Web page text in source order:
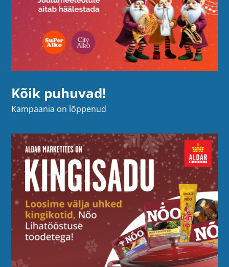
Kõik puhuvad!
Kampaania on lõppenud